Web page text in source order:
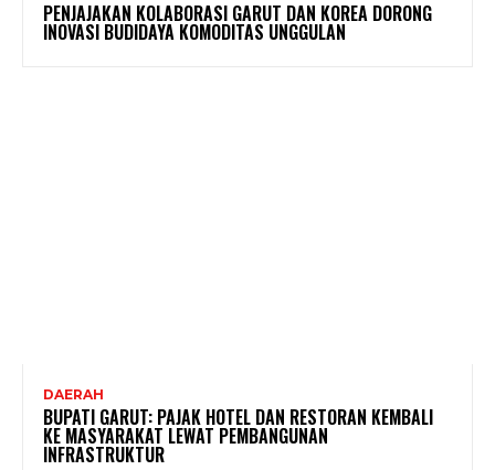
PENJAJAKAN KOLABORASI GARUT DAN KOREA DORONG
INOVASI BUDIDAYA KOMODITAS UNGGULAN
DAERAH
BUPATI GARUT: PAJAK HOTEL DAN RESTORAN KEMBALI
KE MASYARAKAT LEWAT PEMBANGUNAN
INFRASTRUKTUR